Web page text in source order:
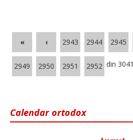
« ‹ 2943 2944 2945
2949 2950 2951 2952 din 3041
Calendar ortodox